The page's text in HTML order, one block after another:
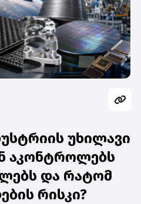
უხილავი
აკონტროლებს
და რატომ
რისკი?